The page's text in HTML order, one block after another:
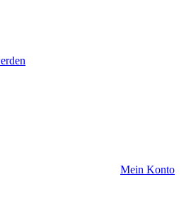
Mein Konto